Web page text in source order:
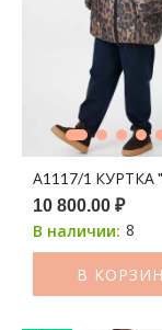
А1117/1
10 800.00 ₽
В наличии: 8
В